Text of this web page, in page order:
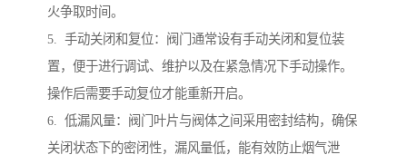
火争取时间。
5. 手动关闭和复位：阀门通常设有手动关闭和复位装
置，便于进行调试、维护以及在紧急情况下手动操作。
操作后需要手动复位才能重新开启。
6. 低漏风量：阀门叶片与阀体之间采用密封结构，确保
关闭状态下的密闭性，漏风量低，能有效防止烟气泄